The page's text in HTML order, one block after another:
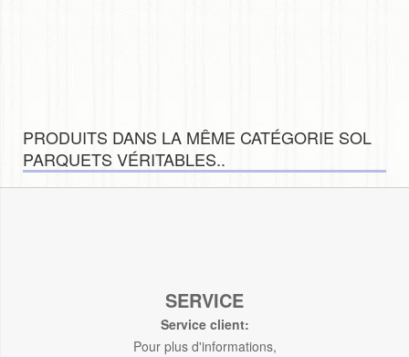
PRODUITS DANS LA MÊME CATÉGORIE SOL
PARQUETS VÉRITABLES..
SERVICE
Service client:
Pour plus d'informations,